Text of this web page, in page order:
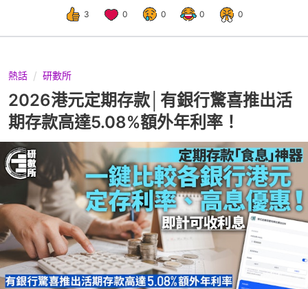
3 0 0 0 0
熱話 研數所
2026港元定期存款│有銀行驚喜推出活
期存款高達5.08%額外年利率！